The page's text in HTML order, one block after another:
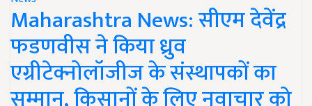
Maharashtra News: सीएम देवेंद्र
फडणवीस ने किया ध्रुव
एग्रीटेक्नोलॉजीज के संस्थापकों का